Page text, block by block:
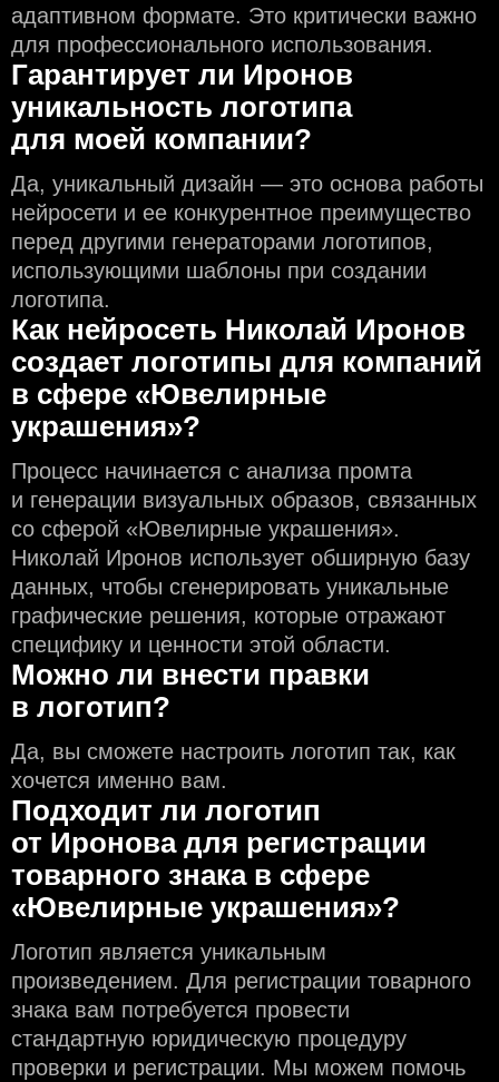
адаптивном формате. Это критически важно
для профессионального использования.
Гарантирует ли Иронов
уникальность логотипа
для моей компании?
Да, уникальный дизайн — это основа работы
нейросети и еe конкурентное преимущество
перед другими генераторами логотипов,
использующими шаблоны при создании
логотипа.
Как нейросеть Николай Иронов
создаeт логотипы для компаний
в сфере «Ювелирные
украшения»?
Процесс начинается с анализа промта
и генерации визуальных образов, связанных
со сферой «Ювелирные украшения».
Николай Иронов использует обширную базу
данных, чтобы сгенерировать уникальные
графические решения, которые отражают
специфику и ценности этой области.
Можно ли внести правки
в логотип?
Да, вы сможете настроить логотип так, как
хочется именно вам.
Подходит ли логотип
от Иронова для регистрации
товарного знака в сфере
«Ювелирные украшения»?
Логотип является уникальным
произведением. Для регистрации товарного
знака вам потребуется провести
стандартную юридическую процедуру
проверки и регистрации. Мы можем помочь